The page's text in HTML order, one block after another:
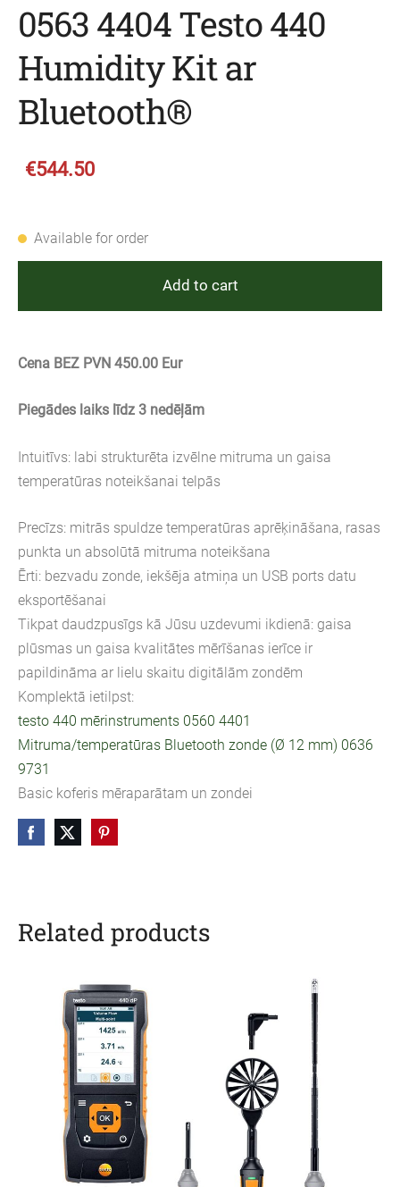
0563 4404 Testo 440
Humidity Kit ar
Bluetooth®
€544.50
Available for order
Add to cart
Cena BEZ PVN 450.00 Eur
Piegādes laiks līdz 3 nedēļām
Intuitīvs: labi strukturēta izvēlne mitruma un gaisa
temperatūras noteikšanai telpās
Precīzs: mitrās spuldze temperatūras aprēķināšana, rasas
punkta un absolūtā mitruma noteikšana
Ērti: bezvadu zonde, iekšēja atmiņa un USB ports datu
eksportēšanai
Tikpat daudzpusīgs kā Jūsu uzdevumi ikdienā: gaisa
plūsmas un gaisa kvalitātes mērīšanas ierīce ir
papildināma ar lielu skaitu digitālām zondēm
Komplektā ietilpst:
testo 440 mērinstruments 0560 4401
Mitruma/temperatūras Bluetooth zonde (Ø 12 mm) 0636
9731
Basic koferis mēraparātam un zondei
Related products